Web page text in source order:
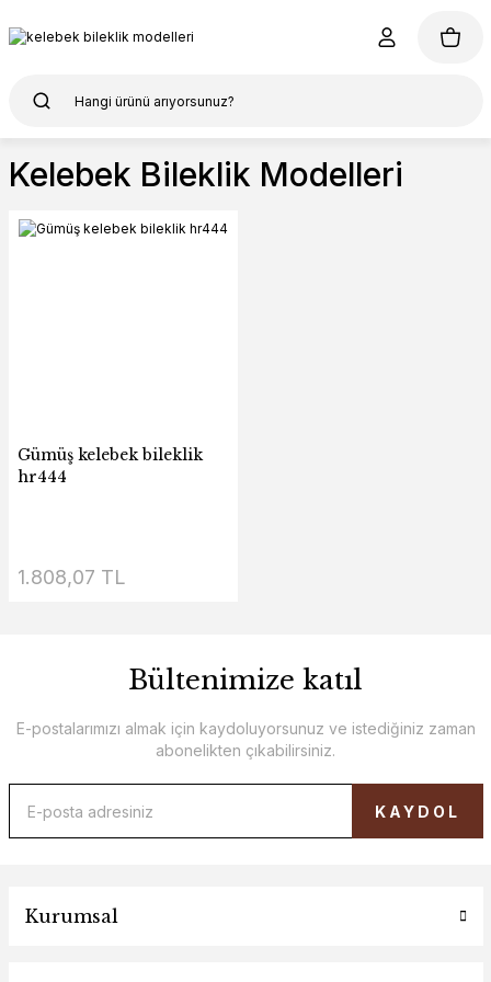
Kelebek Bileklik Modelleri
Gümüş kelebek bileklik
hr444
1.808,07 TL
Bültenimize katıl
E-postalarımızı almak için kaydoluyorsunuz ve istediğiniz zaman
abonelikten çıkabilirsiniz.
KAYDOL
Kurumsal